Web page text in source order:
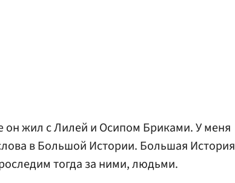
он жил с Лилей и Осипом Бриками. У меня
в Большой Истории. Большая История
тогда за ними, людьми.